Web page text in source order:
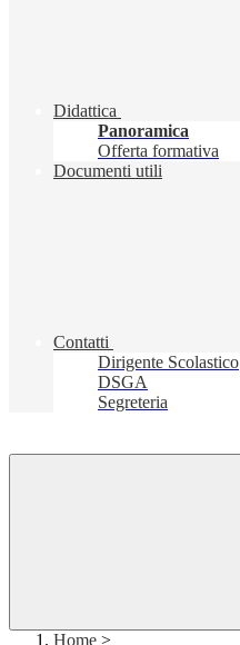
Didattica
Panoramica
Offerta formativa
Documenti utili
Contatti
Dirigente Scolastico
DSGA
Segreteria
Home >